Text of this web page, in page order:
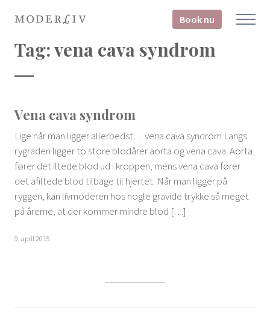
Book nu
Tag:vena cava syndrom
Vena cava syndrom
Lige når man ligger allerbedst… vena cava syndrom Langs
ryg­raden ligger to store blodårer aorta og vena cava. Aorta
fører det iltede blod ud i kroppen, mens vena cava fører
det afiltede blod tilbage til hjertet. Når man ligger på
ryggen, kan livmoderen hos nogle gravide trykke så meget
på årerne, at der kommer mindre blod […]
9. april 2015